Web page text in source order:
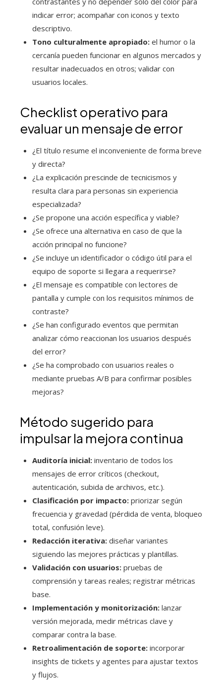
indicar error; acompañar con iconos y texto
descriptivo.
Tono culturalmente apropiado: el humor o la
cercanía pueden funcionar en algunos mercados y
resultar inadecuados en otros; validar con
usuarios locales.
Checklist operativo para
evaluar un mensaje de error
¿El título resume el inconveniente de forma breve
y directa?
¿La explicación prescinde de tecnicismos y
resulta clara para personas sin experiencia
especializada?
¿Se propone una acción específica y viable?
¿Se ofrece una alternativa en caso de que la
acción principal no funcione?
¿Se incluye un identificador o código útil para el
equipo de soporte si llegara a requerirse?
¿El mensaje es compatible con lectores de
pantalla y cumple con los requisitos mínimos de
contraste?
¿Se han configurado eventos que permitan
analizar cómo reaccionan los usuarios después
del error?
¿Se ha comprobado con usuarios reales o
mediante pruebas A/B para confirmar posibles
mejoras?
Método sugerido para
impulsar la mejora continua
Auditoría inicial: inventario de todos los
mensajes de error críticos (checkout,
autenticación, subida de archivos, etc.).
Clasificación por impacto: priorizar según
frecuencia y gravedad (pérdida de venta, bloqueo
total, confusión leve).
Redacción iterativa: diseñar variantes
siguiendo las mejores prácticas y plantillas.
Validación con usuarios: pruebas de
comprensión y tareas reales; registrar métricas
base.
Implementación y monitorización: lanzar
versión mejorada, medir métricas clave y
comparar contra la base.
Retroalimentación de soporte: incorporar
insights de tickets y agentes para ajustar textos
y flujos.